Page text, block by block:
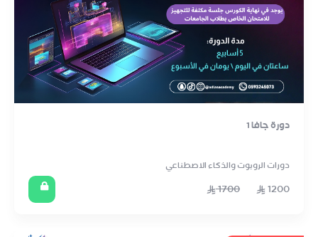
دورة جافا 1
دورات الروبوت والذكاء الاصطناعي
1200
1700